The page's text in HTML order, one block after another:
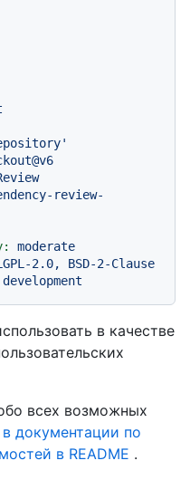
review-
moderate
2.0,
BSD-2-Clause
development
в качестве
всех возможных
в документации по
в README .